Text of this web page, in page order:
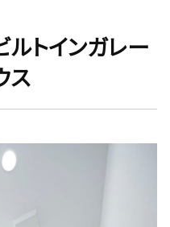
ルトインガレー
ス